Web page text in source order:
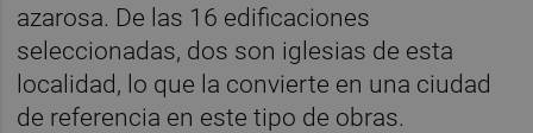
azarosa. De las 16 edificaciones
seleccionadas, dos son iglesias de esta
localidad, lo que la convierte en una ciudad
de referencia en este tipo de obras.